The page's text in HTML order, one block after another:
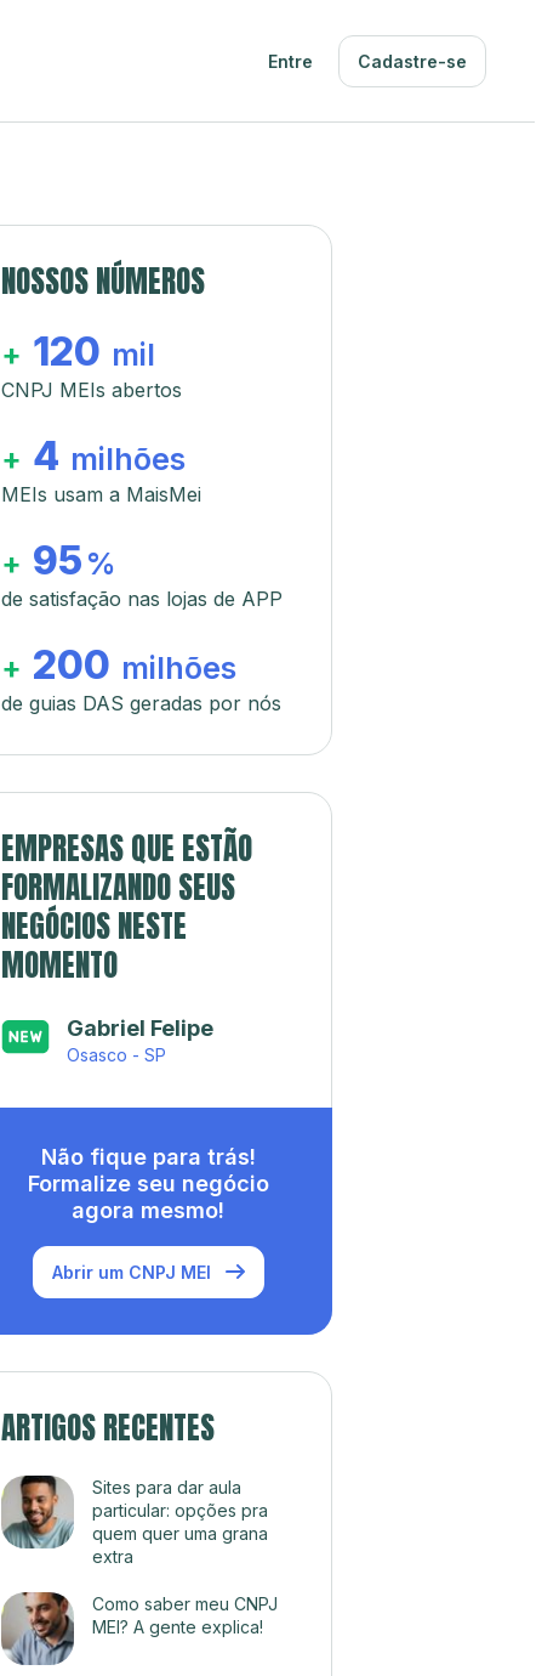
Entre Cadastre-se
NOSSOS NÚMEROS
+ 120 mil
CNPJ MEIs abertos
+ 4 milhões
MEIs usam a MaisMei
+ 95 %
de satisfação nas lojas de APP
+ 200 milhões
de guias DAS geradas por nós
EMPRESAS QUE ESTÃO
FORMALIZANDO SEUS
NEGÓCIOS NESTE
MOMENTO
Gabriel Felipe
Osasco - SP
Não fique para trás!
Formalize seu negócio
agora mesmo!
Abrir um CNPJ MEI
ARTIGOS RECENTES
Sites para dar aula
particular: opções pra
quem quer uma grana
extra
Como saber meu CNPJ
MEI? A gente explica!